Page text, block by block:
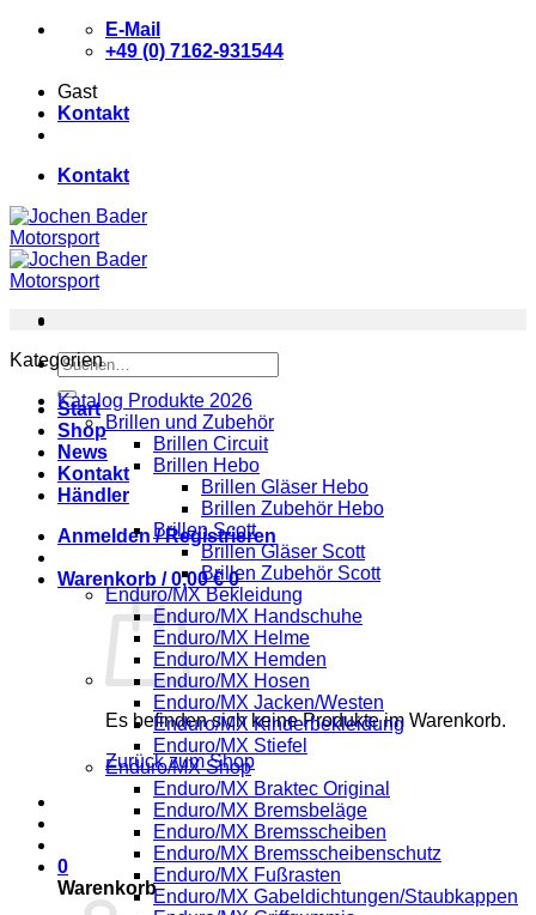
Zum
E-Mail
+49 (0) 7162-931544
Gast
Kontakt
Kontakt
Suchen
nach:
Start
Shop
News
Kontakt
Händler
Anmelden / Registrieren
Warenkorb /0,00€ 0
Es befinden sich keine Produkte im Warenkorb.
Zurück zum Shop
0
Warenkorb
Kategorien
Katalog Produkte 2026
Brillen und Zubehör
Brillen Circuit
Brillen Hebo
Brillen Gläser Hebo
Brillen Zubehör Hebo
Brillen Scott
Brillen Gläser Scott
Brillen Zubehör Scott
Enduro/MX Bekleidung
Enduro/MX Handschuhe
Enduro/MX Helme
Enduro/MX Hemden
Enduro/MX Hosen
Enduro/MX Jacken/Westen
Enduro/MX Kinderbekleidung
Enduro/MX Stiefel
Enduro/MX Shop
Enduro/MX Braktec Original
Enduro/MX Bremsbeläge
Enduro/MX Bremsscheiben
Enduro/MX Bremsscheibenschutz
Enduro/MX Fußrasten
Enduro/MX Gabeldichtungen/Staubkappen